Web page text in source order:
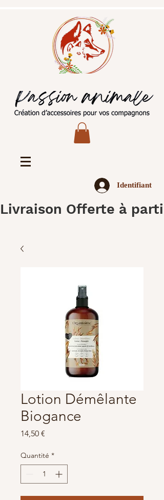
Identifiant
Livraison Offerte à
Lotion Démêlante
Biogance
14,50 €
Quantité *